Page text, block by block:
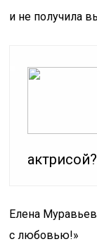
и не получила
актрисой?
Елена
с любовью!»